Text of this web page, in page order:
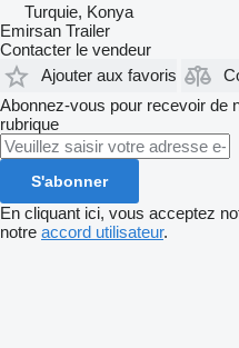
Turquie, Konya
Emirsan Trailer
Contacter le vendeur
Ajouter aux favoris
Abonnez-vous pour recevoir de
rubrique
S'abonner
En cliquant ici, vous acceptez
notre accord utilisateur.